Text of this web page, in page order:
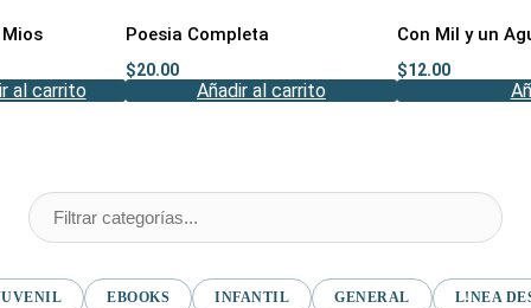
al carrito
Poesia Completa
$20.00
Añadir al carrito
Con Mil y un
$12.00
EBOOKS INFANTIL GENERAL L!NEA